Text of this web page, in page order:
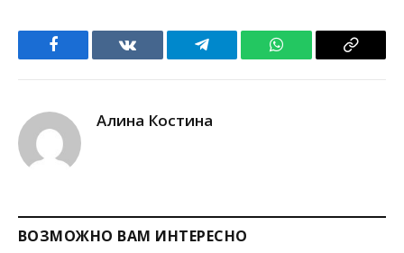
Facebook VKontakteTelegram WhatsApp Copy
Алина Костина
ВОЗМОЖНО ВАМ ИНТЕРЕСНО